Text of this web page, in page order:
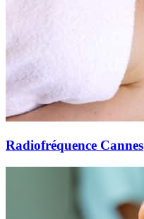
Radiofréquence Cannes